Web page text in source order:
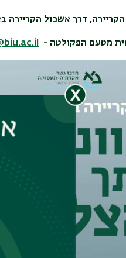
דרך אשכול הקריירה
מטעם הפקולטה -